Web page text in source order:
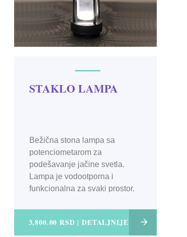
STAKLO LAMPA
Bežična stona lampa sa
potenciometarom za
podešavanje jačine svetla.
Lampa je vodootporna i
funkcionalna za svaki prostor.
3,800.00 RSD | DETALJNIJE